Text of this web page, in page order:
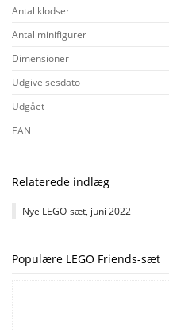
Antal klodser
Antal minifigurer
Dimensioner
Udgivelsesdato
Udgået
EAN
Relaterede indlæg
Nye LEGO-sæt, juni 2022
Populære LEGO Friends-sæt